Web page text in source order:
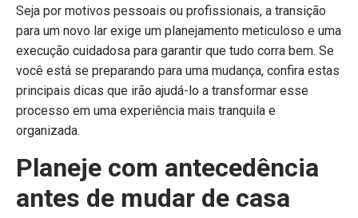
Seja por motivos pessoais ou profissionais, a transição
para um novo lar exige um planejamento meticuloso e uma
execução cuidadosa para garantir que tudo corra bem. Se
você está se preparando para uma mudança, confira estas
principais dicas que irão ajudá-lo a transformar esse
processo em uma experiência mais tranquila e
organizada.
Planeje com antecedência
antes de mudar de casa